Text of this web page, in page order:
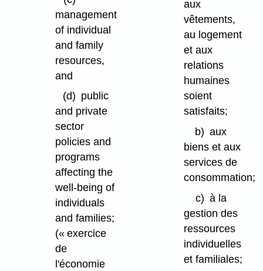
management
of individual
and family
resources,
and
(d) public
and private
sector
policies and
programs
affecting the
well-being of
individuals
and families;
(« exercice
de
l'économie
aux
vêtements,
au logement
et aux
relations
humaines
soient
satisfaits;
b) aux
biens et aux
services de
consommation;
c) à la
gestion des
ressources
individuelles
et familiales;